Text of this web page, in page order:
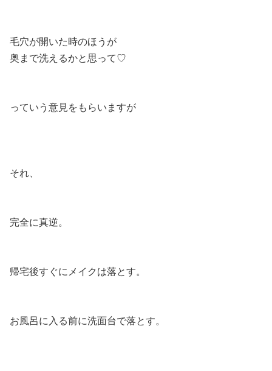
毛穴が開いた時のほうが
奥まで洗えるかと思って♡
っていう意見をもらいますが
それ、
完全に真逆。
帰宅後すぐにメイクは落とす。
お風呂に入る前に洗面台で落とす。